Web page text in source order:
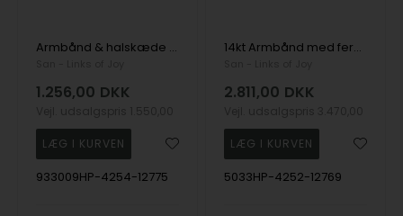
Armbånd & halskæde i sterlingsølv med 9kt guld & ferskvandsperler 16+4 cm, fra San - Links of Joy
1.256,00 DKK
933009HP-4254-12775
14kt Armbånd med ferskvandsperler 18 cm, fra San - Links of Joy
2.811,00 DKK
5033HP-4252-12769